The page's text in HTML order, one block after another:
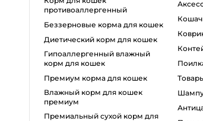
противоаллергенный
беззерновые корма для кошек
диетический корм для кошек
гипоаллергенный влажный
корм для кошек
премиум корма для кошек
влажный корм для кошек
премиум
премиальный сухой корм для